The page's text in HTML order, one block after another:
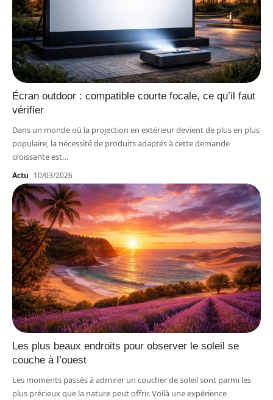
Écran outdoor : compatible courte focale, ce qu’il faut
vérifier
Dans un monde où la projection en extérieur devient de plus en plus
populaire, la nécessité de produits adaptés à cette demande
croissante est…
Actu 10/03/2026
Les plus beaux endroits pour observer le soleil se
couche à l’ouest
Les moments passés à admirer un coucher de soleil sont parmi les
plus précieux que la nature peut offrir. Voilà une expérience